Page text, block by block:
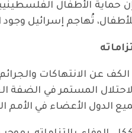
"إن حماية الأطفال
تُهاجم إسرائيل
الكف عن الانتهاكات
المستمر في الضفة
الدول الأعضاء في الأمم